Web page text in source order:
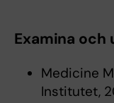
Examina
Medicine
Institutet,